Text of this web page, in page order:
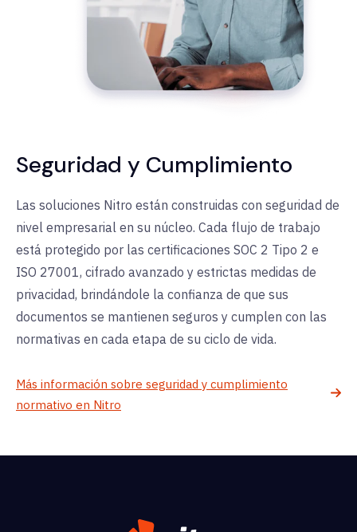
Seguridad y Cumplimiento
Las soluciones Nitro están construidas con seguridad de
nivel empresarial en su núcleo. Cada flujo de trabajo
está protegido por las certificaciones SOC 2 Tipo 2 e
ISO 27001, cifrado avanzado y estrictas medidas de
privacidad, brindándole la confianza de que sus
documentos se mantienen seguros y cumplen con las
normativas en cada etapa de su ciclo de vida.
Más información sobre seguridad y cumplimiento
normativo en Nitro